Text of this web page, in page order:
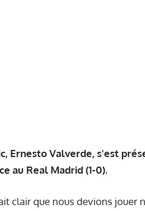
Ernesto Valverde, s'est
au Real Madrid (1-0).
clair que nous devions jouer